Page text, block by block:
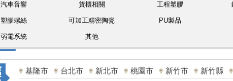
汽車音響 貨櫃相關 工程塑膠
塑膠螺絲 可加工精密陶瓷 PU製品
弱電系統 其他
基隆市 台北市 新北市 桃園市 新竹市 新竹縣